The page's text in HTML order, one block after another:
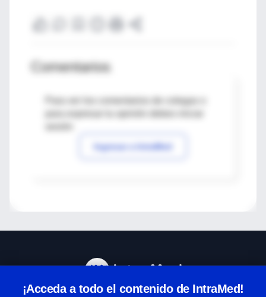
Comentarios
Para ver los comentarios de colegas o
Ingresar a IntraMed
¡Acceda a todo el contenido de IntraMed!